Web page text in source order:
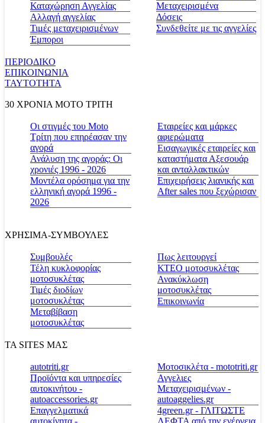
Καταχώρηση Αγγελίας
Αλλαγή αγγελίας
Τιμές μεταχειρισμένων
Έμποροι
Μεταχειρισμένα
Δόσεις
Συνδεθείτε με τις αγγελίες
ΠΕΡΙΟΔΙΚΟ
ΕΠΙΚΟΙΝΩΝΙΑ
ΤΑΥΤΟΤΗΤΑ
30 ΧΡΟΝΙΑ MOTO ΤΡΙΤΗ
Οι στιγμές του Moto
Τρίτη που επηρέασαν την
αγορά
Ανάλυση της αγοράς: Οι
χρονιές 1996 - 2026
Μοντέλα ορόσημα για την
ελληνική αγορά 1996 -
2026
Εταιρείες και μάρκες
αφιερώματα
Εισαγωγικές εταιρείες και
καταστήματα Αξεσουάρ
και ανταλλακτικών
Επιχειρήσεις λιανικής και
After sales που ξεχώρισαν
ΧΡΗΣΙΜΑ-ΣΥΜΒΟΥΛΕΣ
Συμβουλές
Τέλη κυκλοφορίας
μοτοσυκλέτας
Τιμές διοδίων
μοτοσυκλέτας
Μεταβίβαση
μοτοσυκλέτας
Πως λειτουργεί
ΚΤΕΟ μοτοσυκλέτας
Ανακύκλωση
μοτοσυκλέτας
Επικοινωνία
ΤΑ SITES ΜΑΣ
autotriti.gr
Προϊόντα και υπηρεσίες
αυτοκινήτου -
autoaccessories.gr
Επαγγελματικά
αυτοκίνητα -
Μοτοσικλέτα - mototriti.gr
Αγγελιες
Μεταχειρισμένων -
autoaggelies.gr
4green.gr - ΓΛΙΤΩΣΤΕ
ΛΕΦΤΑ από την ενέργεια